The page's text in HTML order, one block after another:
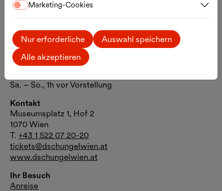
Öffnungszeiten
Mo.– Di., 1h vor Vorstellung
Sa. – So., 1h vor Vorstellung
Kontakt
Museumsplatz 1, Hof 2
1070 Wien
T. +43 1 522 07 20-20
tickets@dschungelwien.at
www.dschungelwien.at
Ihr Besuch
Anreise
Marketing-Cookies
Nur erforderliche
Auswahl speichern
Alle akzeptieren